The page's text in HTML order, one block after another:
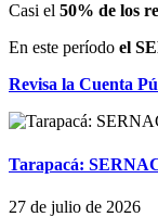
Casi el 50% de los
En este período el
Revisa la Cuenta
Tarapacá:
27 de julio de 2026